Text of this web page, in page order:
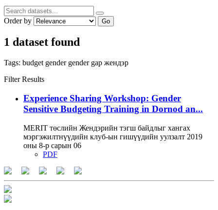
Order by Go
1 dataset found
Tags: budget gender gender gap жендэр
Filter Results
Experience Sharing Workshop: Gender
Sensitive Budgeting Training in Dornod an...
MERIT төслийн Жендэрийн тэгш байдлыг хангах
мэргэжилтнүүдийн клуб-ын гишүүдийн уулзалт 2019
оны 8-р сарын 06
PDF